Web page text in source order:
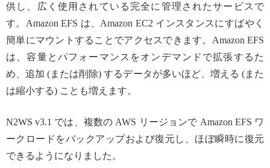
供し、広く使用されている完全に管理されたサービスで
す。Amazon EFS は、Amazon EC2 インスタンスにすばやく
簡単にマウントすることでアクセスできます。Amazon EFS
は、容量とパフォーマンスをオンデマンドで拡張するた
め、追加 (または削除) するデータが多いほど、増える (また
は縮小する) ことも増えます。
N2WS v3.1 では、複数の AWS リージョンで Amazon EFS ワ
ークロードをバックアップおよび復元し、ほぼ瞬時に復元
できるようになりました。